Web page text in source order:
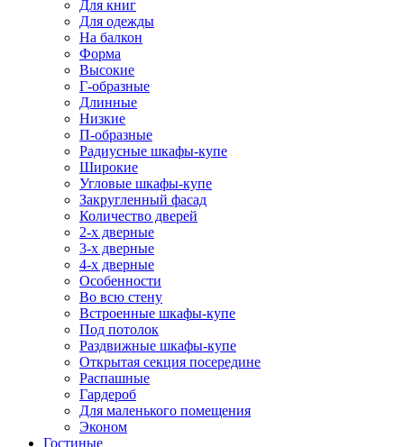
Для книг
Для одежды
На балкон
Форма
Высокие
Г-образные
Длинные
Низкие
П-образные
Радиусные шкафы-купе
Широкие
Угловые шкафы-купе
Закругленный фасад
Количество дверей
2-х дверные
3-х дверные
4-х дверные
Особенности
Во всю стену
Встроенные шкафы-купе
Под потолок
Раздвижные шкафы-купе
Открытая секция посередине
Распашные
Гардероб
Для маленького помещения
Эконом
Гостиные